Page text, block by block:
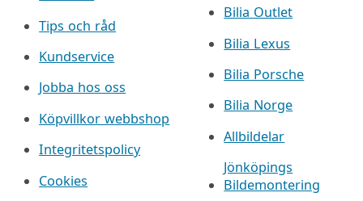
Tips och råd
Kundservice
Jobba hos oss
Köpvillkor webbshop
Integritetspolicy
Cookies
Bilia Outlet
Bilia Lexus
Bilia Porsche
Bilia Norge
Allbildelar
Jönköpings
Bildemontering